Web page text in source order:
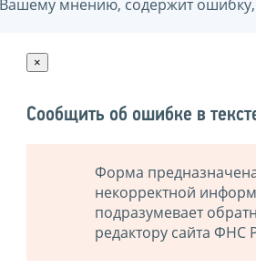
Вашему мнению, содержит
×
Сообщить об ошибке в
Форма
некорректной
подразумевает
редактору сайта ФНС